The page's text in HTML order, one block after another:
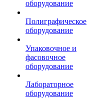
оборудование
Полиграфическое
оборудование
Упаковочное и
фасовочное
оборудование
Лабораторное
оборудование